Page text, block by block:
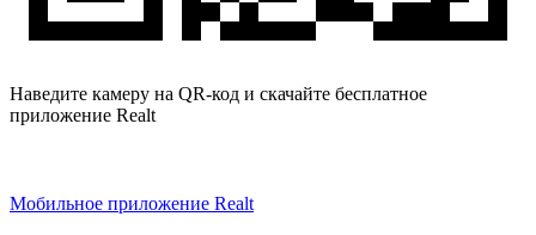
Наведите камеру на QR-код и скачайте бесплатное
приложение Realt
Мобильное приложение Realt